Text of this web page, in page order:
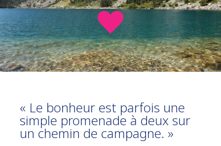
« Le bonheur est parfois une
simple promenade à deux sur
un chemin de campagne. »